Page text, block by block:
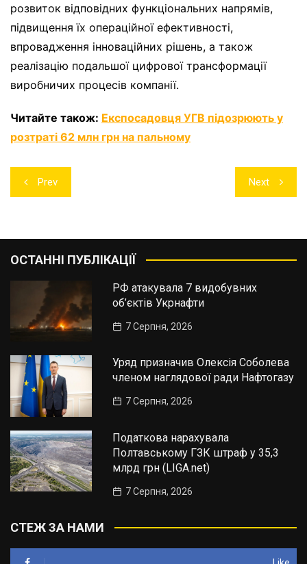
розвиток відповідних функціональних напрямів,
підвищення їх операційної ефективності,
впровадження інноваційних рішень, а також
реалізацію подальшої цифрової трансформації
виробничих процесів компанії.
Читайте також: Експосадовця УГВ підозрюють у
розтраті 62 млн грн на пальному
Навігація
записів
Prev Next
ОСТАННІ ПУБЛІКАЦІЇ
РФ атакувала 7 видобувних
об’єктів Укрнафти
7 Серпня, 2026
Уряд призначив Олексія Соболева
членом наглядової ради Нафтогазу
7 Серпня, 2026
Податкова нарахувала
Полтавському ГЗК штраф у 35,3
млрд грн (LIGA.net)
7 Серпня, 2026
СТЕЖ ЗА НАМИ